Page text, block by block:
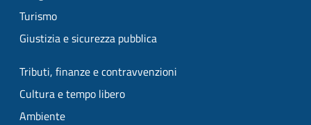
Turismo
Giustizia e sicurezza pubblica
Tributi, finanze e contravvenzioni
Cultura e tempo libero
Ambiente